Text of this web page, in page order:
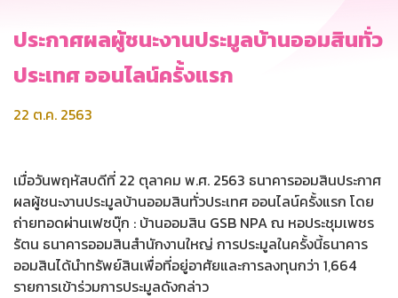
ประกาศผลผู้ชนะงานประมูลบ้านออมสินทั่ว
ประเทศ ออนไลน์ครั้งแรก
22 ต.ค. 2563
เมื่อวันพฤหัสบดีที่ 22 ตุลาคม พ.ศ. 2563 ธนาคารออมสินประกาศ
ผลผู้ชนะงานประมูลบ้านออมสินทั่วประเทศ ออนไลน์ครั้งแรก โดย
ถ่ายทอดผ่านเฟซบุ๊ก : บ้านออมสิน GSB NPA ณ หอประชุมเพชร
รัตน ธนาคารออมสินสำนักงานใหญ่ การประมูลในครั้งนี้ธนาคาร
ออมสินได้นำทรัพย์สินเพื่อที่อยู่อาศัยและการลงทุนกว่า 1,664
รายการเข้าร่วมการประมูลดังกล่าว